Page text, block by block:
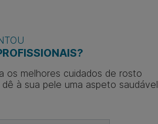
os melhores cuidados de rosto
à sua pele uma aspeto saudável